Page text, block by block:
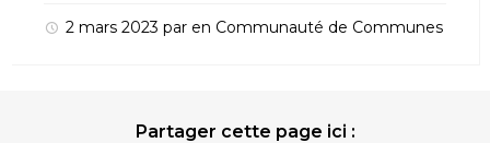
2 mars 2023 par en Communauté de Communes
Partager cette page ici :